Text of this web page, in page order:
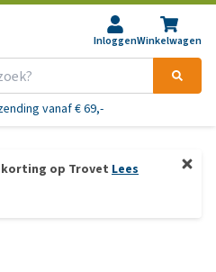
InloggenWinkelwagen
vanaf € 69,-
korting op Trovet Lees